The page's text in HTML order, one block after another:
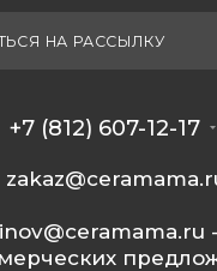
НА РАССЫЛКУ
+7 (812) 607-12-17